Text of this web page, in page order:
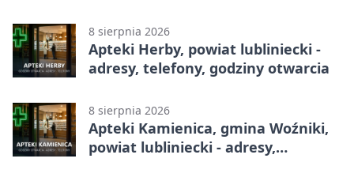
8 sierpnia 2026
Apteki Herby, powiat lubliniecki -
adresy, telefony, godziny otwarcia
8 sierpnia 2026
Apteki Kamienica, gmina Woźniki,
powiat lubliniecki - adresy,